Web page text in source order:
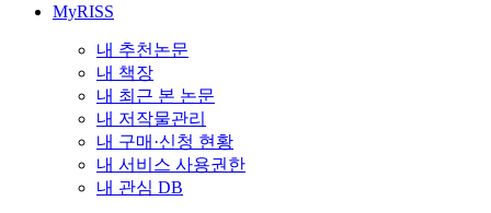
MyRISS
내 추천논문
내 책장
내 최근 본 논문
내 저작물관리
내 구매·신청 현황
내 서비스 사용권한
내 관심 DB